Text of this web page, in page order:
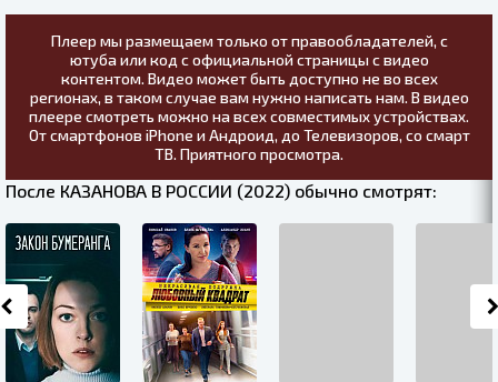
Плеер мы размещаем только от правообладателей, с
ютуба или код с официальной страницы с видео
контентом. Видео может быть доступно не во всех
регионах, в таком случае вам нужно написать нам. В видео
плеере смотреть можно на всех совместимых устройствах.
От смартфонов iPhone и Андроид, до Телевизоров, со смарт
ТВ. Приятного просмотра.
После КАЗАНОВА В РОССИИ (2022) обычно смотрят: